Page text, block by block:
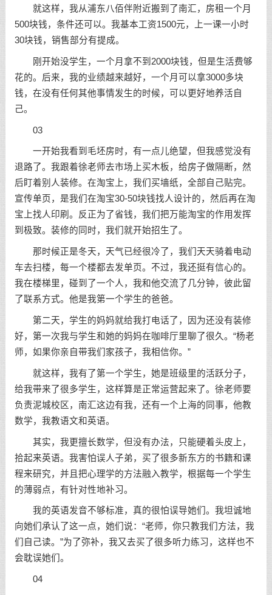
就这样，我从浦东八佰伴附近搬到了南汇，房租一个月
500块钱，条件还可以。我基本工资1500元，上一课一小时
30块钱，销售部分有提成。
刚开始没学生，一个月拿不到2000块钱，但是生活费够
花的。后来，我的业绩越来越好，一个月可以拿3000多块
钱，在没有任何其他事情发生的时候，可以更好地养活自
己。
03
一开始我看到毛坯房时，有一点儿绝望，但我感觉没有
退路了。我跟着徐老师去市场上买木板，给房子做隔断，然
后盯着别人装修。在淘宝上，我们买墙纸，全部自己贴完。
宣传单页，是我们在淘宝30-50块钱找人设计的，然后再在淘
宝上找人印刷。反正为了省钱，我们把万能淘宝的作用发挥
到极致。装修的同时，我们就开始招生了。
那时候正是冬天，天气已经很冷了，我们天天骑着电动
车去扫楼，每一个楼都去发单页。不过，我还挺有信心的。
我在楼梯里，碰到了一个人，我和他交流了几分钟，彼此留
了联系方式。他是我第一个学生的爸爸。
第二天，学生的妈妈就给我打电话了，因为还没有装修
好，第一次我与学生和她的妈妈在咖啡厅里聊了很久。“杨老
师，如果你亲自带我们家孩子，我相信你。”
就这样，我有了第一个学生，她是班级里的活跃分子，
给我带来了很多学生，这样算是正常运营起来了。徐老师要
负责泥城校区，南汇这边有我，还有一个上海的同事，他教
数学，我教语文和英语。
其实，我更擅长数学，但没有办法，只能硬着头皮上，
拾起来英语。我害怕误人子弟，买了很多新东方的书籍和课
程来研究，并且把心理学的方法融入教学，根据每一个学生
的薄弱点，有针对性地补习。
我的英语发音不够标准，真的很怕误导她们。我坦诚地
向她们承认了这一点，她们说：“老师，你只教我们方法，我
们自己读。”为了弥补，我又去买了很多听力练习，这样也不
会耽误她们。
04